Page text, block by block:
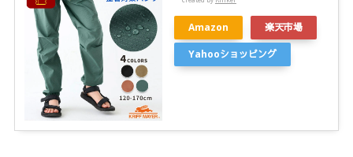
Amazon
楽天市場
Yahooショッピング